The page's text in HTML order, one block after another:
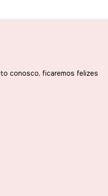
conosco, ficaremos felizes